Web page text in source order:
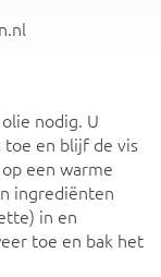
nodig. U
toe en blijf de vis
een warme
ingrediënten
in en
toe en bak het